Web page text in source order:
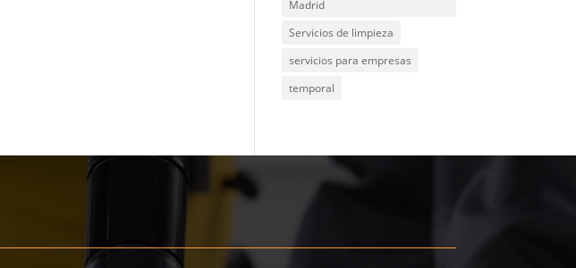
Madrid
Servicios de limpieza
servicios para empresas
temporal